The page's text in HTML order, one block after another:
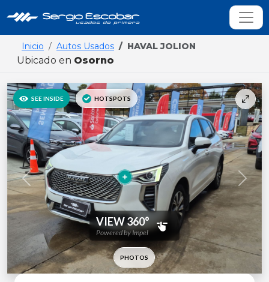
Inicio Autos Usados HAVAL JOLION
Ubicado en Osorno
Previous Next